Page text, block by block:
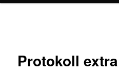
Protokoll